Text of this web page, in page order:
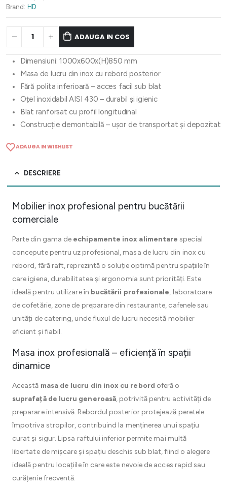
Brand: HD
ADAUGA IN COS
Dimensiuni: 1000x600x(H)850 mm
Masa de lucru din inox cu rebord posterior
Fără polita inferioară – acces facil sub blat
Oțel inoxidabil AISI 430 – durabil și igienic
Blat ranforsat cu profil longitudinal
Construcție demontabilă – ușor de transportat și depozitat
ADAUGA IN WISHLIST
DESCRIERE
Mobilier inox profesional pentru bucătării
comerciale
Parte din gama de echipamente inox alimentare special
concepute pentru uz profesional, masa de lucru din inox cu
rebord, fără raft, reprezintă o soluție optimă pentru spațiile în
care igiena, durabilitatea și ergonomia sunt priorități. Este
ideală pentru utilizare în bucătării profesionale, laboratoare
de cofetărie, zone de preparare din restaurante, cafenele sau
unități de catering, unde fluxul de lucru necesită mobilier
eficient și fiabil.
Masa inox profesională – eficiență în spații
dinamice
Această masa de lucru din inox cu rebord oferă o
suprafață de lucru generoasă, potrivită pentru activități de
preparare intensivă. Rebordul posterior protejează peretele
împotriva stropilor, contribuind la menținerea unui spațiu
curat și sigur. Lipsa raftului inferior permite mai multă
libertate de mișcare și spațiu deschis sub blat, fiind o alegere
ideală pentru locațiile în care este nevoie de acces rapid sau
curățenie frecventă.